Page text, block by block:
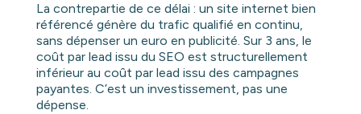
La contrepartie de ce délai : un site internet bien
référencé génère du trafic qualifié en continu,
sans dépenser un euro en publicité. Sur 3 ans, le
coût par lead issu du SEO est structurellement
inférieur au coût par lead issu des campagnes
payantes. C’est un investissement, pas une
dépense.